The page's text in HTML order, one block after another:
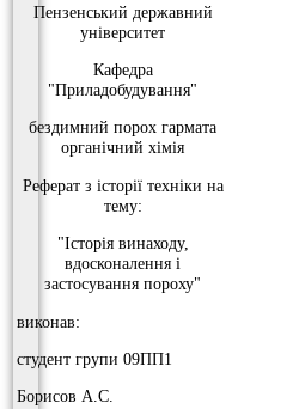
Пензенський державний
університет
Кафедра
"Приладобудування"
бездимний порох гармата
органічний хімія
Реферат з історії техніки на
тему:
"Історія винаходу,
вдосконалення і
застосування пороху"
виконав:
студент групи 09ПП1
Борисов А.С.